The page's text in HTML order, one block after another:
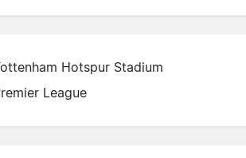
Hotspur Stadium
League